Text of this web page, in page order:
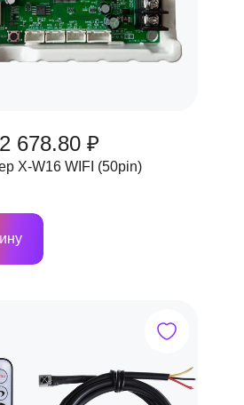
678.80 ₽
X-W16 WIFI (50pin)